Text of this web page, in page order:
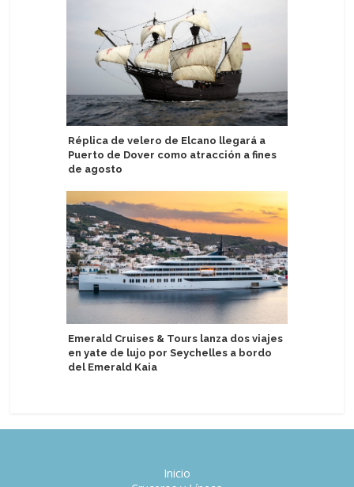
Réplica de velero de Elcano llegará a
Puerto de Dover como atracción a fines
de agosto
Emerald Cruises & Tours lanza dos viajes
en yate de lujo por Seychelles a bordo
del Emerald Kaia
Inicio